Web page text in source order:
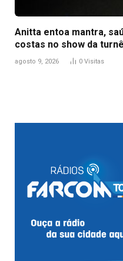
Anitta entoa mantra,
costas no show da turnê
agosto 9, 2026 0 Visitas